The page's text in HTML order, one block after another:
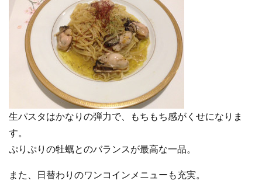
生パスタはかなりの弾力で、もちもち感がくせになりま
す。
ぷりぷりの牡蠣とのバランスが最高な一品。
また、日替わりのワンコインメニューも充実。